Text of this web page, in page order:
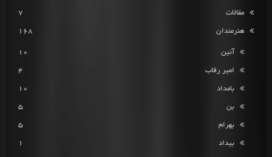
مقالات 7
هنرمندان 168
آئین 10
امیر رقاب 4
بامداد 10
بن 5
بهرام 5
بیداد 1